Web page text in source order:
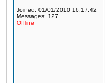
Joined: 01/01/2010 16:17:42
Messages: 127
Offline